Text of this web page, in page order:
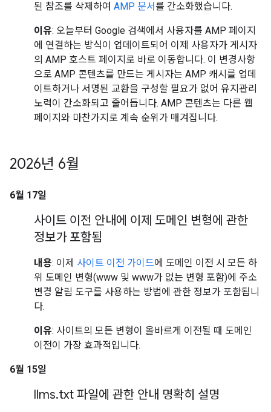
된 참조를 삭제하여 AMP 문서를 간소화했습니다.
이유: 오늘부터 Google 검색에서 사용자를 AMP 페이지
에 연결하는 방식이 업데이트되어 이제 사용자가 게시자
의 AMP 호스트 페이지로 바로 이동합니다. 이 변경사항
으로 AMP 콘텐츠를 만드는 게시자는 AMP 캐시를 업데
이트하거나 서명된 교환을 구성할 필요가 없어 유지관리
노력이 간소화되고 줄어듭니다. AMP 콘텐츠는 다른 웹
페이지와 마찬가지로 계속 순위가 매겨집니다.
2026년 6월
6월 17일
사이트 이전 안내에 이제 도메인 변형에 관한
정보가 포함됨
내용: 이제 사이트 이전 가이드에 도메인 이전 시 모든 하
위 도메인 변형(www 및 www가 없는 변형 포함)에 주소
변경 알림 도구를 사용하는 방법에 관한 정보가 포함됩니
다.
이유: 사이트의 모든 변형이 올바르게 이전될 때 도메인
이전이 가장 효과적입니다.
6월 15일
llms.txt 파일에 관한 안내 명확히 설명